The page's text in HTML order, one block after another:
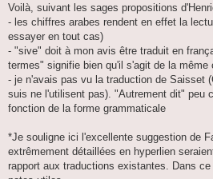
Voilà, suivant les sages propositions
- les chiffres arabes rendent en effet la
essayer en tout cas)
- "sive" doit à mon avis être traduit en
termes" signifie bien qu'il s'agit de la même
- je n'avais pas vu la traduction de Saisset
suis ne l'utilisent pas). "Autrement dit" peu
fonction de la forme grammaticale
*Je souligne ici l'excellente suggestion de
extrêmement détaillées en hyperlien
rapport aux traductions existantes. Dans